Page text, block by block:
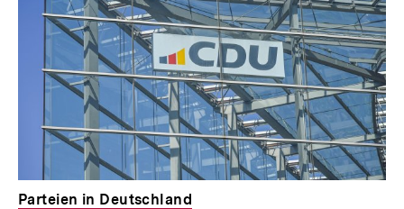
Parteien in Deutschland